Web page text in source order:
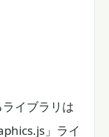
イブラリは
」ライ